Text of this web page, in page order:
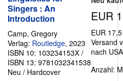
Singers : An
Introduction
Camp, Gregory
Verlag: Routledge, 2023
ISBN 10: 103234153X /
ISBN 13: 9781032341538
Neu / Hardcover
EUR
EUR
Versand
nach USA
Anzahl: